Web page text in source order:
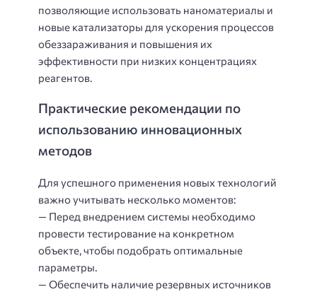
позволяющие использовать наноматериалы и
новые катализаторы для ускорения процессов
обеззараживания и повышения их
эффективности при низких концентрациях
реагентов.
Практические рекомендации по
использованию инновационных
методов
Для успешного применения новых технологий
важно учитывать несколько моментов:
— Перед внедрением системы необходимо
провести тестирование на конкретном
объекте, чтобы подобрать оптимальные
параметры.
— Обеспечить наличие резервных источников